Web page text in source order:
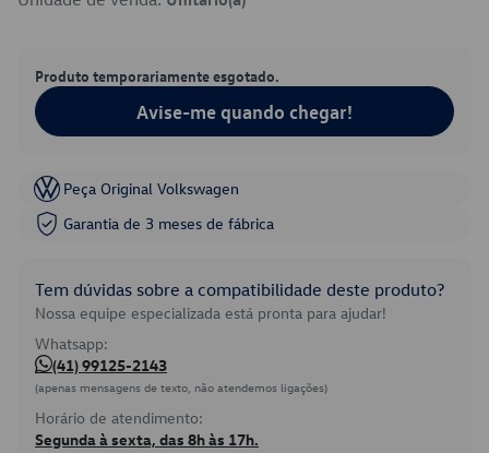
Produto temporariamente esgotado.
Avise-me quando chegar!
Peça Original Volkswagen
Garantia de 3 meses de fábrica
Tem dúvidas sobre a compatibilidade deste produto?
Nossa equipe especializada está pronta para ajudar!
Whatsapp:
(41) 99125-2143
(apenas mensagens de texto, não atendemos ligações)
Horário de atendimento:
Segunda à sexta, das 8h às 17h.